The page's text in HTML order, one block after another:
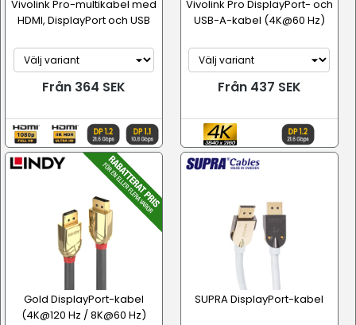
Vivolink Pro-multikabel med
HDMI, DisplayPort och USB
Från 364 SEK
Vivolink Pro DisplayPort- och
USB-A-kabel (4K@60 Hz)
Från 437 SEK
Gold DisplayPort-kabel
(4K@120 Hz / 8K@60 Hz)
SUPRA DisplayPort-kabel